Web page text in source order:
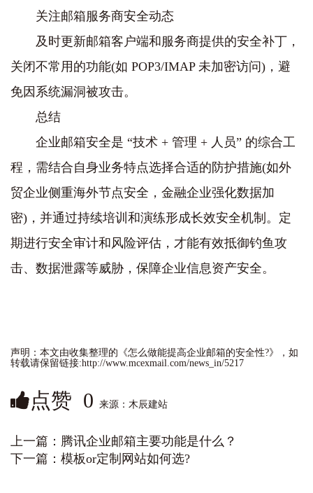
关注邮箱服务商安全动态
及时更新邮箱客户端和服务商提供的安全补丁，
关闭不常用的功能(如 POP3/IMAP 未加密访问)，避
免因系统漏洞被攻击。
总结
企业邮箱安全是 “技术 + 管理 + 人员” 的综合工
程，需结合自身业务特点选择合适的防护措施(如外
贸企业侧重海外节点安全，金融企业强化数据加
密)，并通过持续培训和演练形成长效安全机制。定
期进行安全审计和风险评估，才能有效抵御钓鱼攻
击、数据泄露等威胁，保障企业信息资产安全。
声明：本文由收集整理的《怎么做能提高企业邮箱的安全性?》，如
转载请保留链接:http://www.mcexmail.com/news_in/5217
点赞 0 来源：木辰建站
上一篇： 腾讯企业邮箱主要功能是什么？
下一篇： 模板or定制网站如何选?